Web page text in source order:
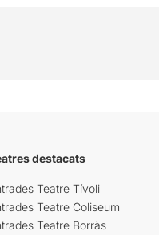
destacats
Teatre Tívoli
Teatre Coliseum
Teatre Borràs